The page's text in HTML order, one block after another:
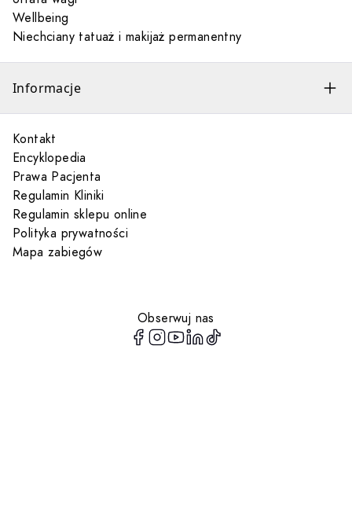
Wellbeing
Niechciany tatuaż i makijaż permanentny
Informacje
Kontakt
Encyklopedia
Prawa Pacjenta
Regulamin Kliniki
Regulamin sklepu online
Polityka prywatności
Mapa zabiegów
Obserwuj nas